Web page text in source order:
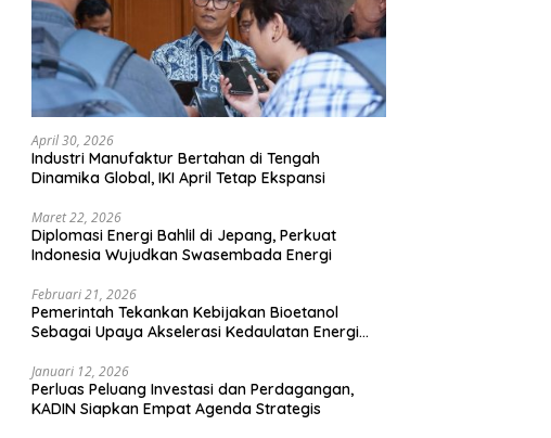
April 30, 2026
Industri Manufaktur Bertahan di Tengah
Dinamika Global, IKI April Tetap Ekspansi
Maret 22, 2026
Diplomasi Energi Bahlil di Jepang, Perkuat
Indonesia Wujudkan Swasembada Energi
Februari 21, 2026
Pemerintah Tekankan Kebijakan Bioetanol
Sebagai Upaya Akselerasi Kedaulatan Energi
Januari 12, 2026
Perluas Peluang Investasi dan Perdagangan,
KADIN Siapkan Empat Agenda Strategis